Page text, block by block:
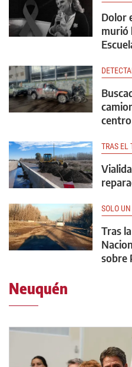
Dolor
murió
TRAS EL
SOLO
Tras
sobre
Neuquén